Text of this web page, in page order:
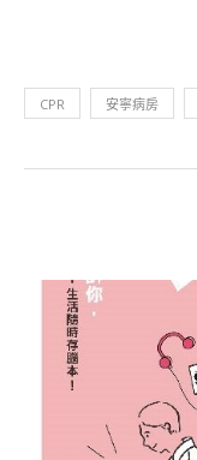
CPR 安寧病房